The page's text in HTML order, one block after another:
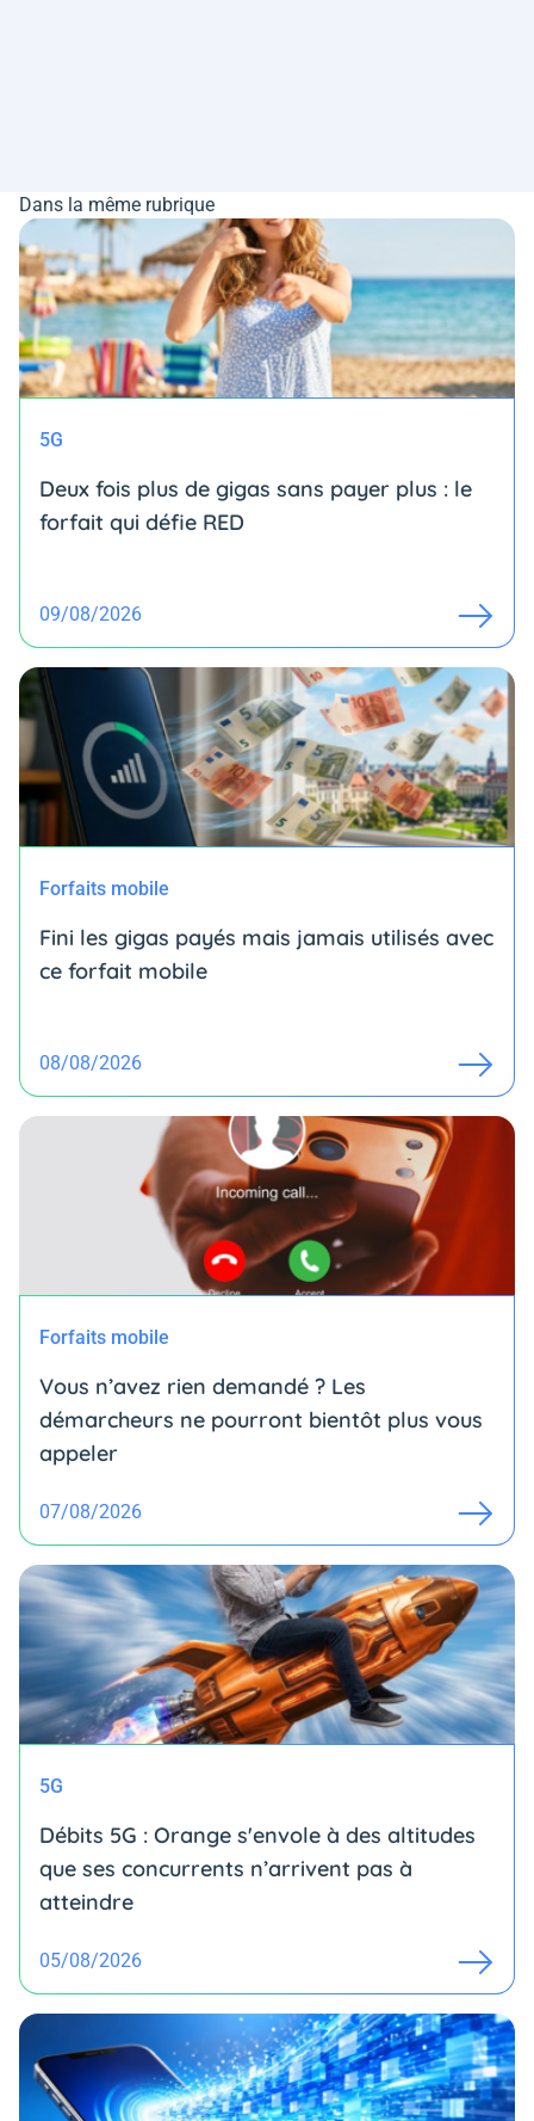
Dans la même rubrique
5G
Deux fois plus de gigas sans payer plus : le
forfait qui défie RED
09/08/2026
Forfaits mobile
Fini les gigas payés mais jamais utilisés avec
ce forfait mobile
08/08/2026
Forfaits mobile
Vous n’avez rien demandé ? Les
démarcheurs ne pourront bientôt plus vous
appeler
07/08/2026
5G
Débits 5G : Orange s'envole à des altitudes
que ses concurrents n’arrivent pas à
atteindre
05/08/2026